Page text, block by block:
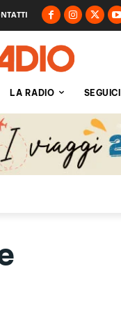
LA RADIO SEGUICI